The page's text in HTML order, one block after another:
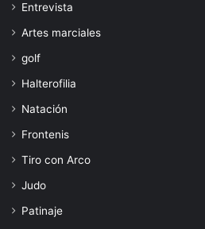
Entrevista
Artes marciales
golf
Halterofilia
Natación
Frontenis
Tiro con Arco
Judo
Patinaje